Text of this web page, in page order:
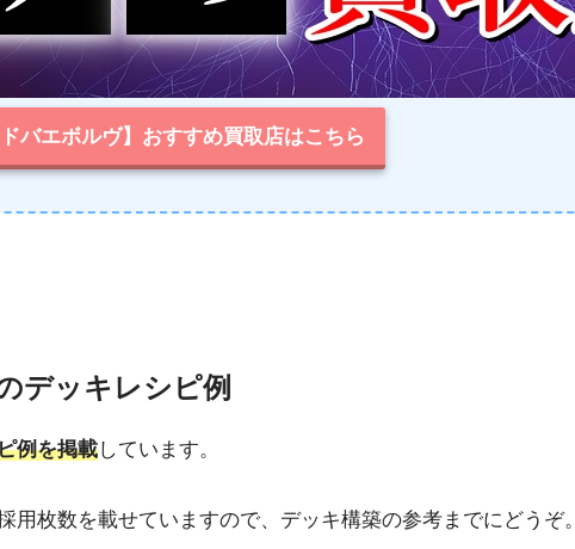
バエボルヴ】おすすめ買取店はこちら
デッキレシピ例
例を掲載しています。
用枚数を載せていますので、デッキ構築の参考までにどうぞ。